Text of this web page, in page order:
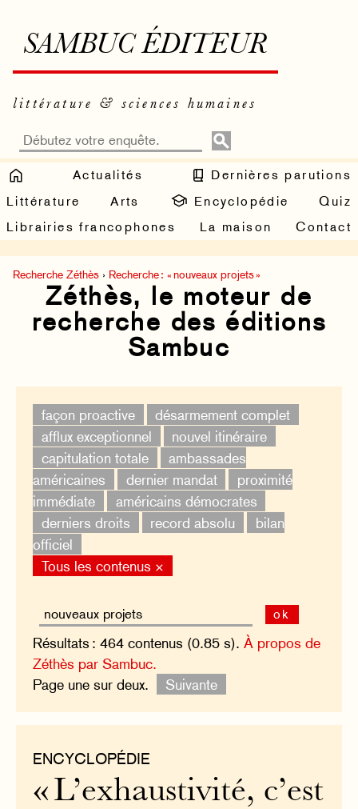
SAMBUC ÉDITEUR
littérature & sciences humaines
Actualités
Dernières parutions
Littérature
Arts Encyclopédie
Quiz
Librairies francophones
La maison Contact
Recherche Zéthès › Recherche : « nouveaux projets »
Zéthès, le moteur de
recherche des éditions
Sambuc
façon proactive
désarmement complet
afflux exceptionnel
nouvel itinéraire
capitulation totale
ambassades
américaines
dernier mandat
proximité
immédiate
américains démocrates
derniers droits
record absolu
bilan
officiel
Tous les contenus ×
ok
Résultats : 464 contenus (0.85 s).À propos de
Zéthès par Sambuc.
Page une sur deux.
Suivante
ENCYCLOPÉDIE
« L’exhaustivité, c’est